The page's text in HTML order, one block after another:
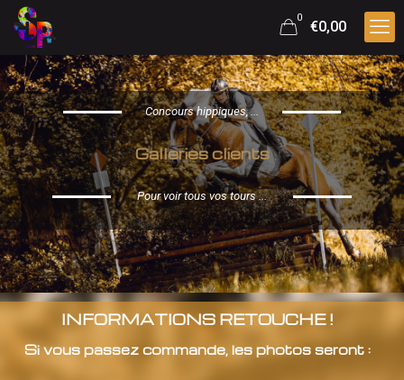
0
€0,00
Concours hippiques, ...
Galleries clients
Pour voir tous vos tours ...
INFORMATIONS RETOUCHE !
Si vous passez commande, les photos seront :